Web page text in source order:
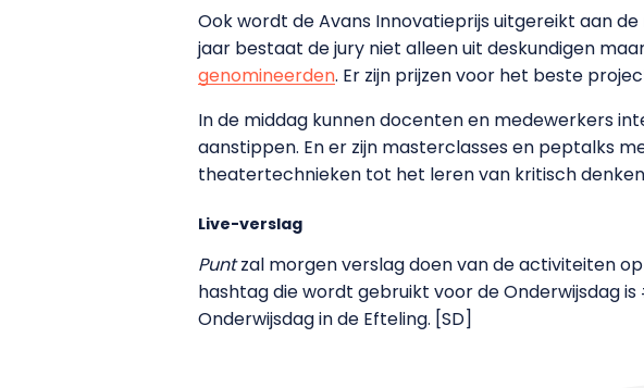
Ook wordt de Avans Innovatieprijs uitgereikt aan
jaar bestaat de jury niet alleen uit deskundigen
genomineerden. Er zijn prijzen voor het beste
In de middag kunnen docenten en medewerkers
aanstippen. En er zijn masterclasses en peptalks
theatertechnieken tot het leren van kritisch
Live-verslag
Puntzal morgen verslag doen van de activiteiten
hashtag die wordt gebruikt voor de Onderwijsdag
Onderwijsdag in de Efteling. [SD]